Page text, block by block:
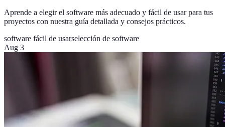
Aprende a elegir el software más adecuado y fácil de usar para tus
proyectos con nuestra guía detallada y consejos prácticos.
software fácil de usarselección de software
Aug 3